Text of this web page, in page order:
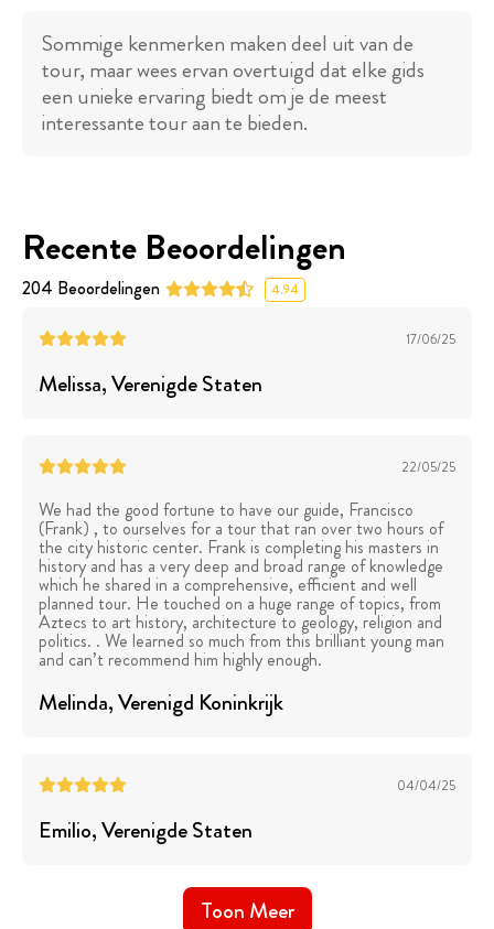
Sommige kenmerken maken deel uit van de
tour, maar wees ervan overtuigd dat elke gids
een unieke ervaring biedt om je de meest
interessante tour aan te bieden.
Recente Beoordelingen
204 Beoordelingen 4.94
17/06/25
Melissa, Verenigde Staten
22/05/25
We had the good fortune to have our guide, Francisco
(Frank) , to ourselves for a tour that ran over two hours of
the city historic center. Frank is completing his masters in
history and has a very deep and broad range of knowledge
which he shared in a comprehensive, efficient and well
planned tour. He touched on a huge range of topics, from
Aztecs to art history, architecture to geology, religion and
politics. . We learned so much from this brilliant young man
and can’t recommend him highly enough.
Melinda, Verenigd Koninkrijk
04/04/25
Emilio, Verenigde Staten
Toon Meer